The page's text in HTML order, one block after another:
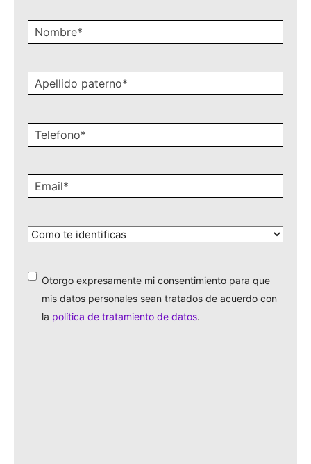
Nombre*
Apellido
paterno*
Celular*
Email*
¿Cómo
identificas?
*
Otorgo expresamente mi consentimiento para que
mis datos personales sean tratados de acuerdo con
la política de tratamiento de datos.